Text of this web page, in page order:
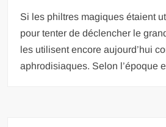
Si les philtres magiques étaient
pour tenter de déclencher le
les utilisent encore aujourd’hui
aphrodisiaques. Selon l’époque